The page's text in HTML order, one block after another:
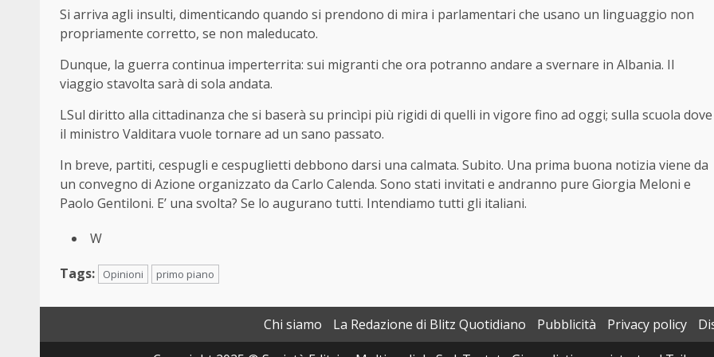
Si arriva agli insulti, dimenticando quando si prendono di mira i parlamentari che usano un linguaggio non
propriamente corretto, se non maleducato.
Dunque, la guerra continua imperterrita: sui migranti che ora potranno andare a svernare in Albania. Il
viaggio stavolta sarà di sola andata.
LSul diritto alla cittadinanza che si baserà su princìpi più rigidi di quelli in vigore fino ad oggi; sulla scuola dove
il ministro Valditara vuole tornare ad un sano passato.
In breve, partiti, cespugli e cespuglietti debbono darsi una calmata. Subito. Una prima buona notizia viene da
un convegno di Azione organizzato da Carlo Calenda. Sono stati invitati e andranno pure Giorgia Meloni e
Paolo Gentiloni. E’ una svolta? Se lo augurano tutti. Intendiamo tutti gli italiani.
W
Tags:
Opinioni primo piano
Chi siamo La Redazione di Blitz Quotidiano Pubblicità Privacy policy